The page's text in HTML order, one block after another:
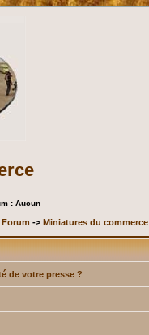
: Aucun
-> Miniatures du commerce
de votre presse ?